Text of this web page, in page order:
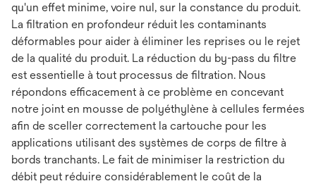
qu'un effet minime, voire nul, sur la constance du produit.
La filtration en profondeur réduit les contaminants
déformables pour aider à éliminer les reprises ou le rejet
de la qualité du produit. La réduction du by-pass du filtre
est essentielle à tout processus de filtration. Nous
répondons efficacement à ce problème en concevant
notre joint en mousse de polyéthylène à cellules fermées
afin de sceller correctement la cartouche pour les
applications utilisant des systèmes de corps de filtre à
bords tranchants. Le fait de minimiser la restriction du
débit peut réduire considérablement le coût de la